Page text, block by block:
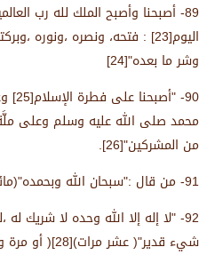
اليوم[23] : فتحه، ونصره
وشر ما بعده"[24]
90-
محمد صلى الله عليه وسلم وعلى ملَّة
من المشركين"[26].
91- من قال :"سبحان الله وبحمده"(مائة مرة )[27].
92- "لا إله إلا الله وحده لا شريك
شيء قدير"( عشر مرات)[28]( أو مرة واحدة عند الكسل)[29]